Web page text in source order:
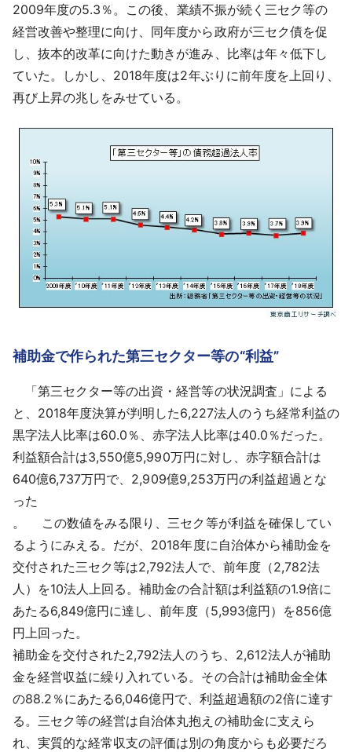
2009年度の5.3％。この後、業績不振が続く三セク等の
経営改善や整理に向け、同年度から政府が三セク債を促
し、抜本的改革に向けた動きが進み、比率は年々低下し
ていた。しかし、2018年度は2年ぶりに前年度を上回り、
再び上昇の兆しをみせている。
補助金で作られた第三セクター等の“利益”
「第三セクター等の出資・経営等の状況調査」による
と、2018年度決算が判明した6,227法人のうち経常利益の
黒字法人比率は60.0％、赤字法人比率は40.0％だった。
利益額合計は3,550億5,990万円に対し、赤字額合計は
640億6,737万円で、2,909億9,253万円の利益超過とな
った
。 この数値をみる限り、三セク等が利益を確保してい
るようにみえる。だが、2018年度に自治体から補助金を
交付された三セク等は2,792法人で、前年度（2,782法
人）を10法人上回る。補助金の合計額は利益額の1.9倍に
あたる6,849億円に達し、前年度（5,993億円）を856億
円上回った。
補助金を交付された2,792法人のうち、2,612法人が補助
金を経営収益に繰り入れている。その合計は補助金全体
の88.2％にあたる6,046億円で、利益超過額の2倍に達す
る。三セク等の経営は自治体丸抱えの補助金に支えら
れ、実質的な経常収支の評価は別の角度からも必要だろ